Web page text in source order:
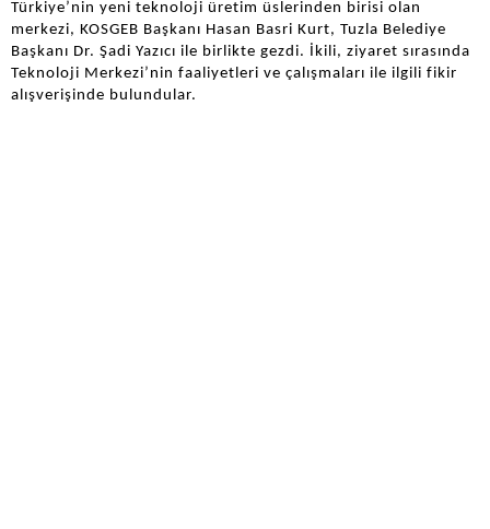
Türkiye’nin yeni teknoloji üretim üslerinden birisi olan
merkezi, KOSGEB Başkanı Hasan Basri Kurt, Tuzla Belediye
Başkanı Dr. Şadi Yazıcı ile birlikte gezdi. İkili, ziyaret sırasında
Teknoloji Merkezi’nin faaliyetleri ve çalışmaları ile ilgili fikir
alışverişinde bulundular.